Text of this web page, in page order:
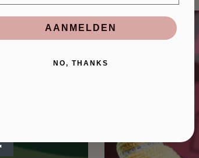
AANMELDEN
NO, THANKS